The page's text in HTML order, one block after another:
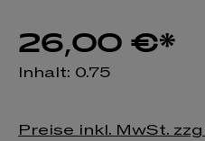
26,00 €*
Inhalt: 0.75
Preise inkl. MwSt.